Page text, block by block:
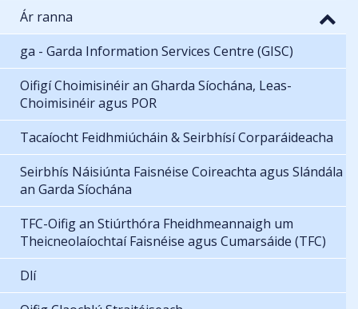
Ár ranna
ga - Garda Information Services Centre (GISC)
Oifigí Choimisinéir an Gharda Síochána, Leas-
Choimisinéir agus POR
Tacaíocht Feidhmiúcháin & Seirbhísí Corparáideacha
Seirbhís Náisiúnta Faisnéise Coireachta agus Slándála
an Garda Síochána
TFC-Oifig an Stiúrthóra Fheidhmeannaigh um
Theicneolaíochtaí Faisnéise agus Cumarsáide (TFC)
Dlí